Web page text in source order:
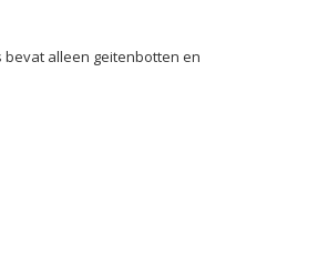
bevat alleen geitenbotten en